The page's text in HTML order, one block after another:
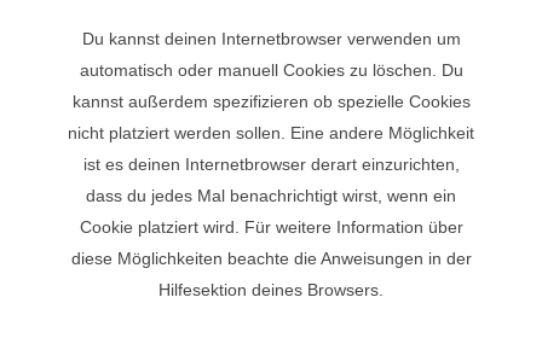
Du kannst deinen Internetbrowser verwenden um
automatisch oder manuell Cookies zu löschen. Du
kannst außerdem spezifizieren ob spezielle Cookies
nicht platziert werden sollen. Eine andere Möglichkeit
ist es deinen Internetbrowser derart einzurichten,
dass du jedes Mal benachrichtigt wirst, wenn ein
Cookie platziert wird. Für weitere Information über
diese Möglichkeiten beachte die Anweisungen in der
Hilfesektion deines Browsers.